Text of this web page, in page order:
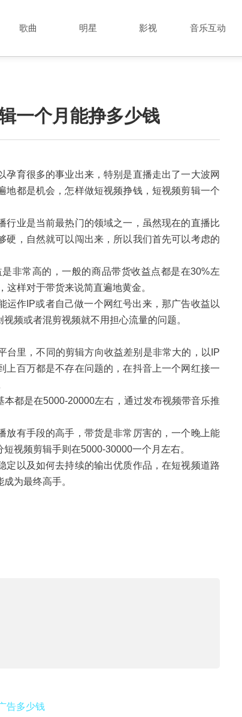
歌曲 明星 影视 音乐互动
一个月能挣多少钱
育很多的事业出来，特别是直播走出了一大波网
都是机会，怎样做短视频挣钱，短视频剪辑一个
业是当前最热门的领域之一，虽然现在的直播比
，自然就可以闯出来，所以我们首先可以考虑的
非常高的，一般的商品带货收益点都是在30%左
样对于带货来说简直遍地黄金。
作IP或者自己做一个网红号出来，那广告收益以
频或者混剪视频就不用担心流量的问题。
里，不同的剪辑方向收益差别是非常大的，以IP
百万都是不存在问题的，在抖音上一个网红接一
都是在5000-20000左右，通过发布视频带音乐推
有手段的高手，带货是非常厉害的，一个晚上能
视频剪辑手则在5000-30000一个月左右。
以及如何去持续的输出优质作品，在短视频道路
为最终高手。
告多少钱